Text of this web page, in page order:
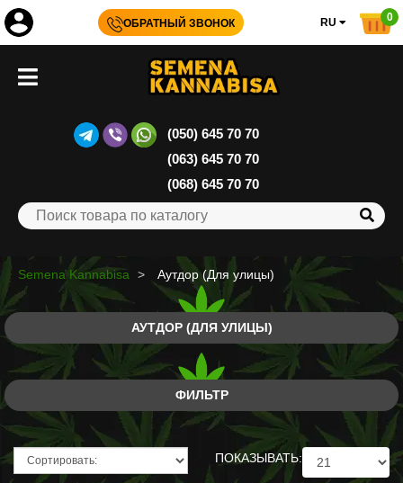
ОБРАТНЫЙ ЗВОНОК RU 0
(050) 645 70 70
(063) 645 70 70
(068) 645 70 70
Semena Kannabisa Аутдор (Для улицы)
АУТДОР (ДЛЯ УЛИЦЫ)
ФИЛЬТР
ПОКАЗЫВАТЬ: